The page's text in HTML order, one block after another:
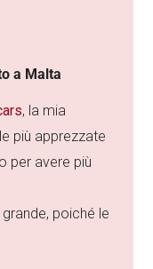
a Malta
, la mia
più apprezzate
per avere più
poiché le